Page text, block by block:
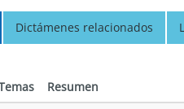
Dictámenes relacionados
Resumen